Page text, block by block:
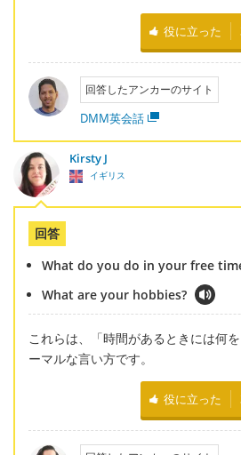
役に立った
回答したアンカーのサイト
DMM英会話
Kirsty J
イギリス
回答
What do you do in your free
What are your hobbies?
これらは、「時間があるときには何
ーマルな言い方です。
役に立った